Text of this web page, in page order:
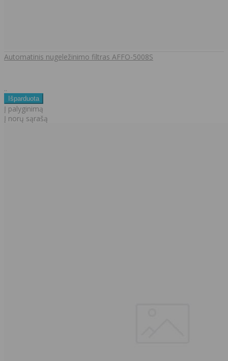
Automatinis nugeležinimo filtras AFFO-5008S
..
Į palyginimą
Į norų sąrašą